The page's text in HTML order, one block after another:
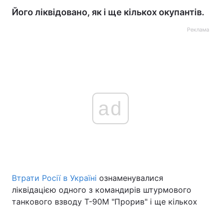
Головна Війна
Його ліквідовано, як і ще кількох окупантів.
Реклама
ad
Втрати Росії в Україні ознаменувалися
ліквідацією одного з командирів штурмового
танкового взводу Т-90М "Прорив" і ще кількох